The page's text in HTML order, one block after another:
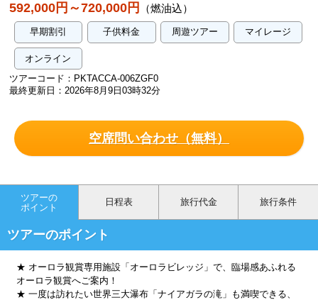
592,000円～720,000円 （燃油込）
早期割引 子供料金 周遊ツアー マイレージ
オンライン
ツアーコード：PKTACCA-006ZGF0
最終更新日：2026年8月9日03時32分
空席問い合わせ（無料）
ツアーの
ポイント
日程表 旅行代金 旅行条件
ツアーのポイント
★ オーロラ観賞専用施設「オーロラビレッジ」で、臨場感あふれる
オーロラ観賞へご案内！
★ 一度は訪れたい世界三大瀑布「ナイアガラの滝」も満喫できる、